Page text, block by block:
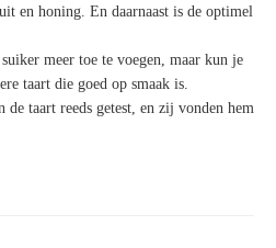
en honing. En daarnaast is de optimel
meer toe te voegen, maar kun je
taart die goed op smaak is.
de taart reeds getest, en zij vonden hem